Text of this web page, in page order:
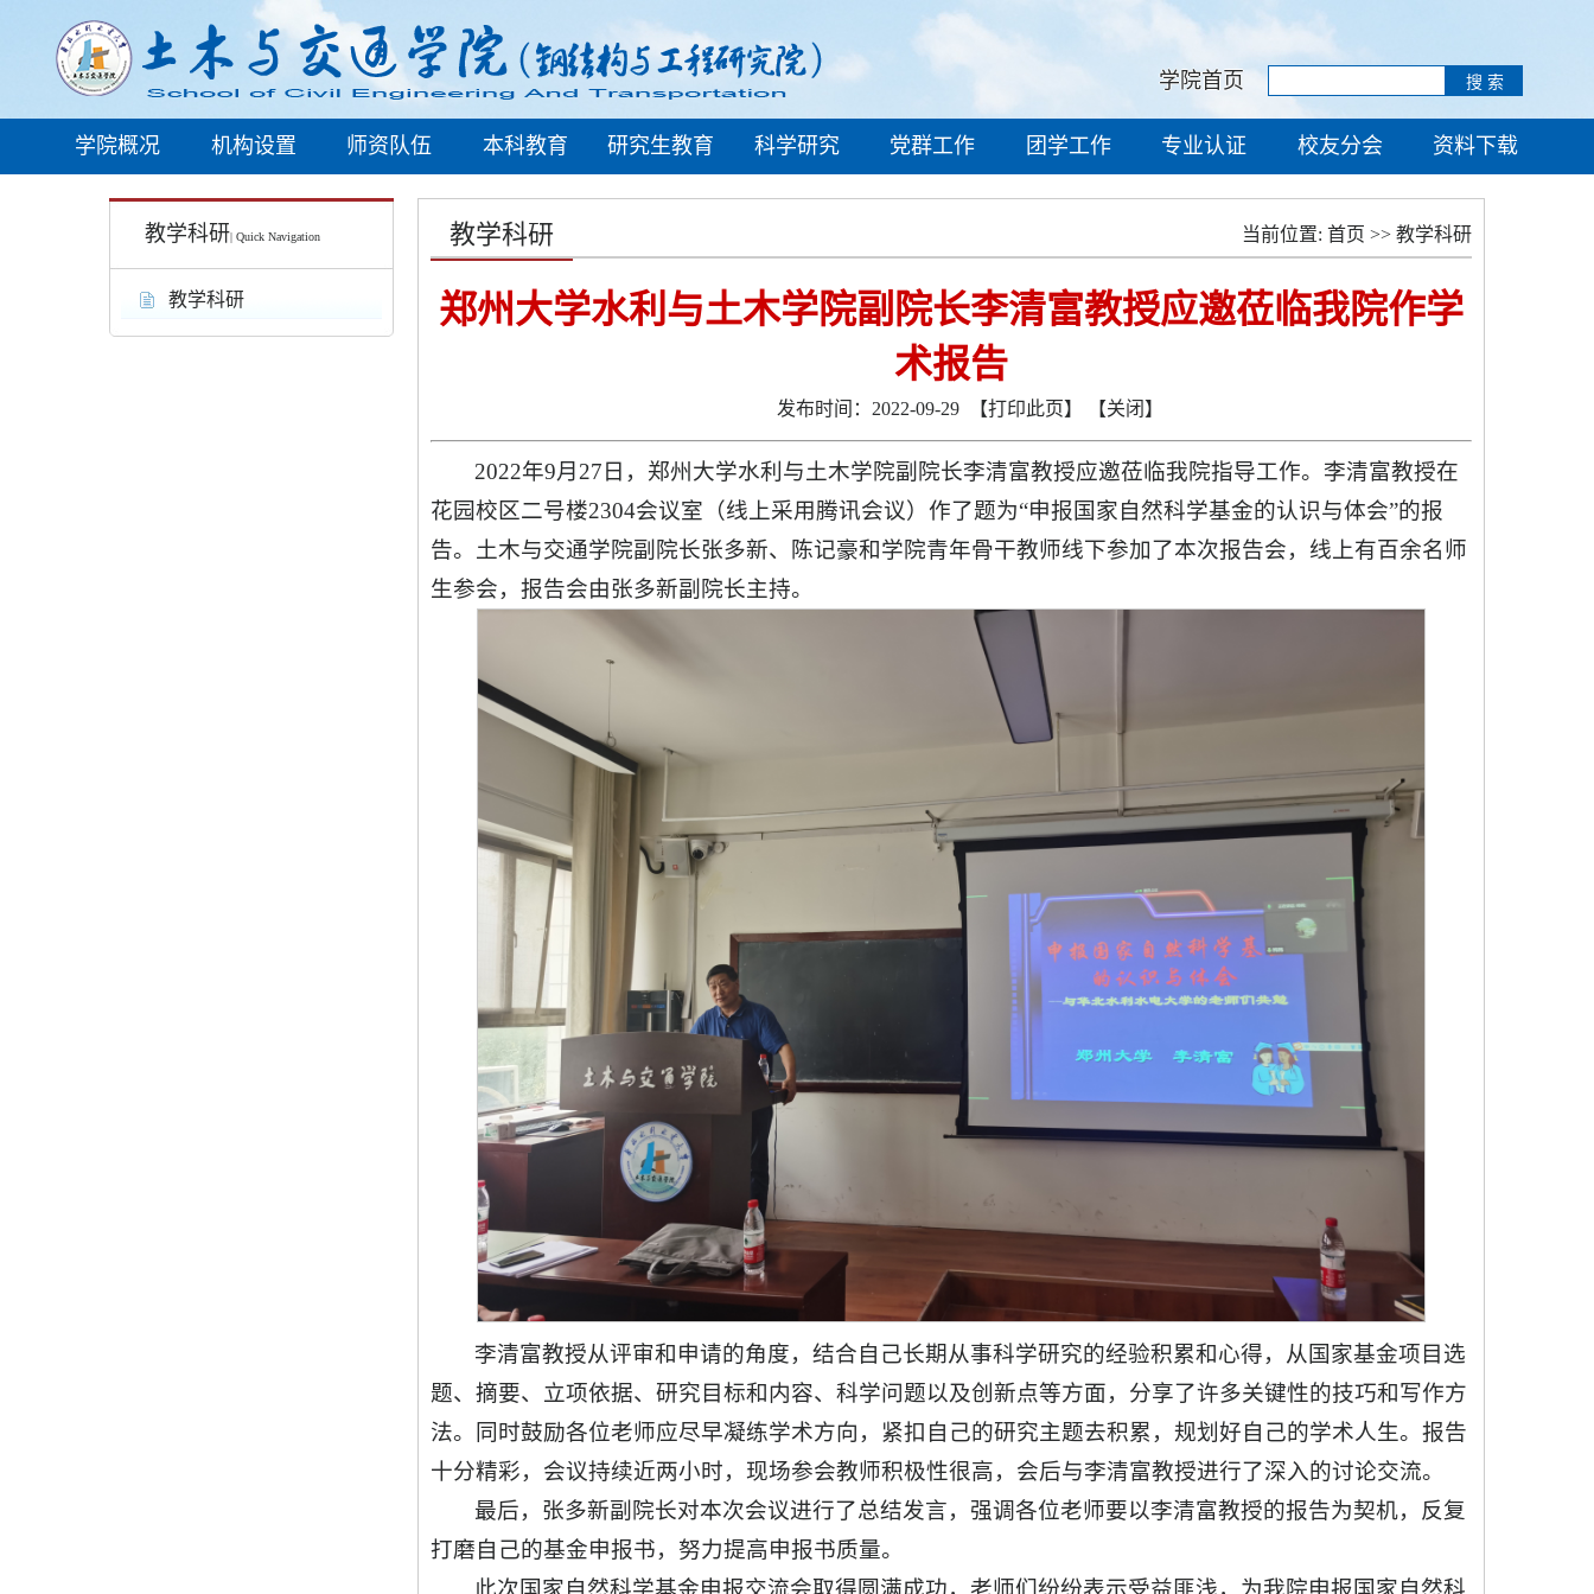
学院首页
学院概况 机构设置 师资队伍 本科教育 研究生教育 科学研究 党群工作 团学工作 专业认证 校友分会 资料下载
教学科研| Quick Navigation
教学科研
教学科研 当前位置: 首页 >> 教学科研
郑州大学水利与土木学院副院长李清富教授应邀莅临我院作学
术报告
发布时间：2022-09-29 【打印此页】 【关闭】
2022年9月27日，郑州大学水利与土木学院副院长李清富教授应邀莅临我院指导工作。李清富教授在
花园校区二号楼2304会议室（线上采用腾讯会议）作了题为“申报国家自然科学基金的认识与体会”的报
告。土木与交通学院副院长张多新、陈记豪和学院青年骨干教师线下参加了本次报告会，线上有百余名师
生参会，报告会由张多新副院长主持。
李清富教授从评审和申请的角度，结合自己长期从事科学研究的经验积累和心得，从国家基金项目选
题、摘要、立项依据、研究目标和内容、科学问题以及创新点等方面，分享了许多关键性的技巧和写作方
法。同时鼓励各位老师应尽早凝练学术方向，紧扣自己的研究主题去积累，规划好自己的学术人生。报告
十分精彩，会议持续近两小时，现场参会教师积极性很高，会后与李清富教授进行了深入的讨论交流。
最后，张多新副院长对本次会议进行了总结发言，强调各位老师要以李清富教授的报告为契机，反复
打磨自己的基金申报书，努力提高申报书质量。
此次国家自然科学基金申报交流会取得圆满成功，老师们纷纷表示受益匪浅，为我院申报国家自然科